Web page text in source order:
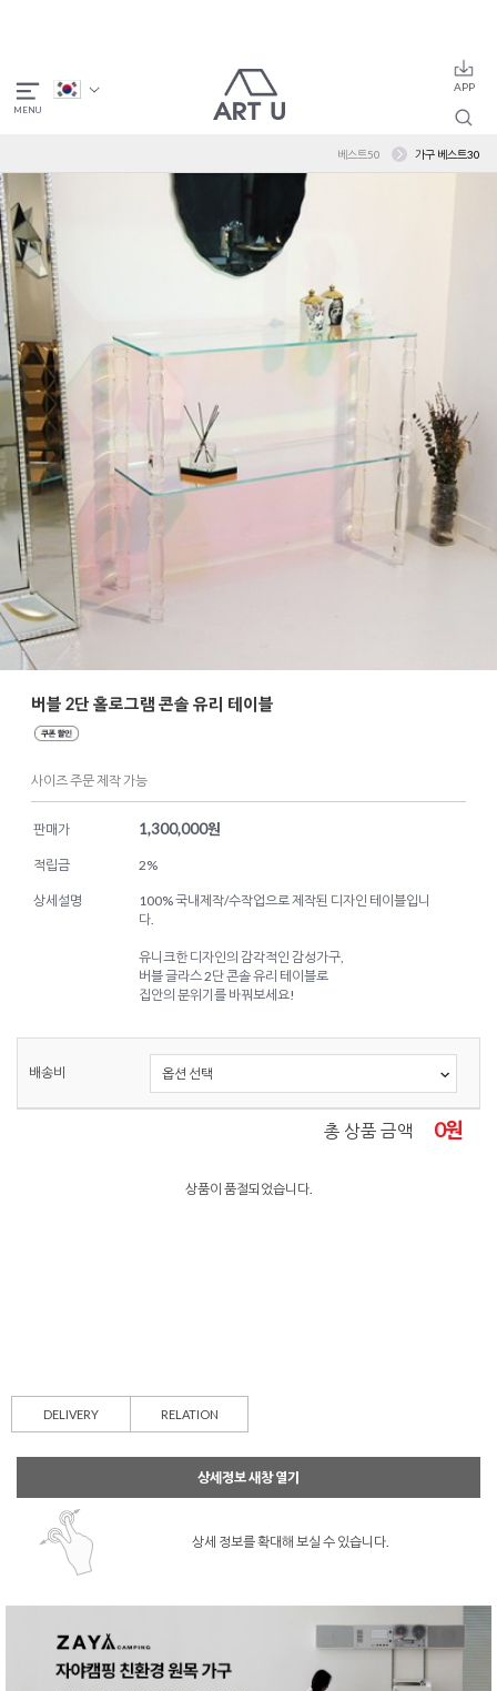
베스트50 가구 베스트30
버블 2단 홀로그램 콘솔 유리 테이블
사이즈 주문 제작 가능
판매가 1,300,000원
적립금 2%
상세설명
100% 국내제작/수작업으로 제작된 디자인 테이블입니
다.
유니크한 디자인의 감각적인 감성가구,
버블 글라스 2단 콘솔 유리 테이블로
집안의 분위기를 바꿔보세요!
배송비
총 상품 금액 0원
상품이 품절되었습니다.
DELIVERY RELATION
상세정보 새창 열기
상세 정보를 확대해 보실 수 있습니다.